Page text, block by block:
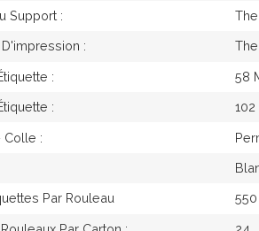
Support :
:
: 58
: 102
Colle :
Par Rouleau 550